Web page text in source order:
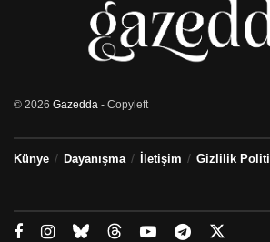
© 2026 Gazedda - Copyleft
Künye Dayanışma İletişim Gizlilik